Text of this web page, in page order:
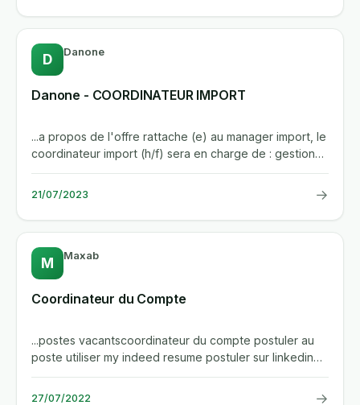
D Danone
Danone - COORDINATEUR IMPORT
...a propos de l'offre rattache (e) au manager import, le
coordinateur import (h/f) sera en charge de : gestion
des...
21/07/2023 →
M Maxab
Coordinateur du Compte
...postes vacantscoordinateur du compte postuler au
poste utiliser my indeed resume postuler sur linkedin
chez maxab, nous...
27/07/2022 →